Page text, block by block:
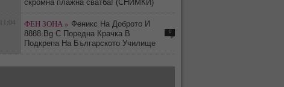
скромна плажна сватба! (СНИМКИ)
11:04 ФЕН ЗОНА » Феникс На Доброто И
8888.Bg С Поредна Крачка В
Подкрепа На Българското Училище
0